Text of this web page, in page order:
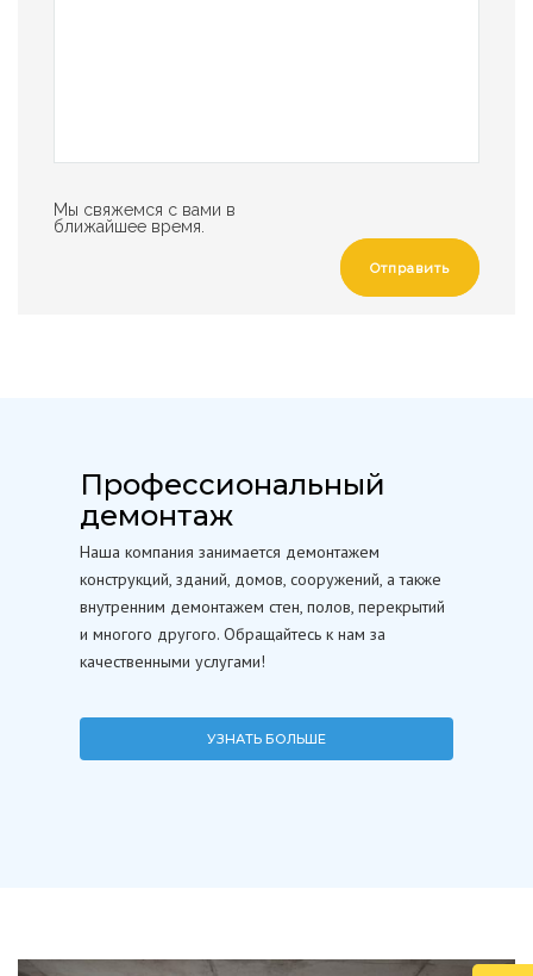
Мы свяжемся с вами в
ближайшее время.
Отправить
Профессиональный
демонтаж
Наша компания занимается демонтажем
конструкций, зданий, домов, сооружений, а также
внутренним демонтажем стен, полов, перекрытий
и многого другого. Обращайтесь к нам за
качественными услугами!
УЗНАТЬ БОЛЬШЕ